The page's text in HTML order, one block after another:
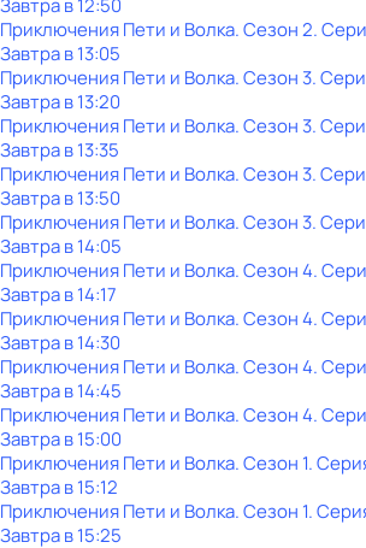
Завтра в 12:50
Приключения Пети и Волка. Сезон 2.
Завтра в 13:05
Приключения Пети и Волка. Сезон 3.
Завтра в 13:20
Приключения Пети и Волка. Сезон 3.
Завтра в 13:35
Приключения Пети и Волка. Сезон 3.
Завтра в 13:50
Приключения Пети и Волка. Сезон 3.
Завтра в 14:05
Приключения Пети и Волка. Сезон 4.
Завтра в 14:17
Приключения Пети и Волка. Сезон 4.
Завтра в 14:30
Приключения Пети и Волка. Сезон 4.
Завтра в 14:45
Приключения Пети и Волка. Сезон 4.
Завтра в 15:00
Приключения Пети и Волка. Сезон 1.
Завтра в 15:12
Приключения Пети и Волка. Сезон 1.
Завтра в 15:25